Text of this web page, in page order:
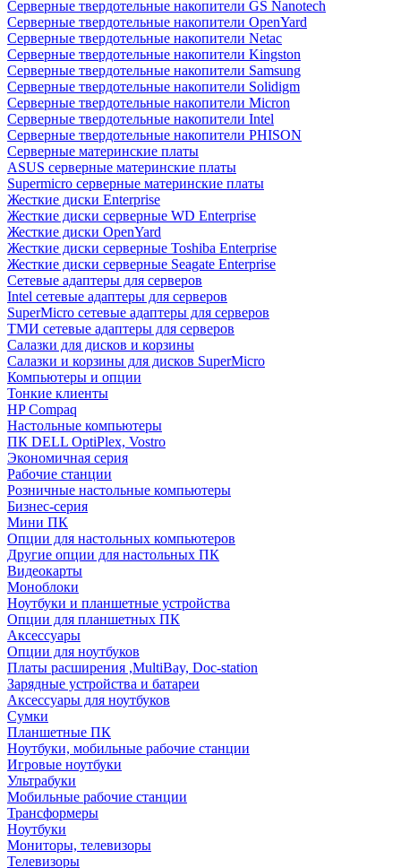
Cерверные твердотельные накопители GS Nanotech
Серверные твердотельные накопители OpenYard
Серверные твердотельные накопители Netac
Cерверные твердотельные накопители Kingston
Cерверные твердотельные накопители Samsung
Cерверные твердотельные накопители Solidigm
Cерверные твердотельные накопители Micron
Cерверные твердотельные накопители Intel
Cерверные твердотельные накопители PHISON
Серверные материнские платы
ASUS серверные материнские платы
Supermicro серверные материнские платы
Жесткие диски Enterprise
Жесткие диски серверные WD Enterprise
Жесткие диски OpenYard
Жесткие диски серверные Toshiba Enterprise
Жесткие диски серверные Seagate Enterprise
Сетевые адаптеры для серверов
Intel сетевые адаптеры для серверов
SuperMicro сетевые адаптеры для серверов
ТМИ сетевые адаптеры для серверов
Салазки для дисков и корзины
Салазки и корзины для дисков SuperMicro
Компьютеры и опции
Тонкие клиенты
HP Compaq
Настольные компьютеры
ПК DELL OptiPlex, Vostro
Экономичная серия
Рабочие станции
Розничные настольные компьютеры
Бизнес-серия
Мини ПК
Опции для настольных компьютеров
Другие опции для настольных ПК
Видеокарты
Моноблоки
Ноутбуки и планшетные устройства
Опции для планшетных ПК
Аксессуары
Опции для ноутбуков
Платы расширения ,MultiBay, Doc-station
Зарядные устройства и батареи
Аксессуары для ноутбуков
Сумки
Планшетные ПК
Ноутбуки, мобильные рабочие станции
Игровые ноутбуки
Ультрабуки
Мобильные рабочие станции
Трансформеры
Ноутбуки
Мониторы, телевизоры
Телевизоры